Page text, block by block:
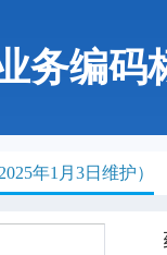
务编码
年1月3日维护）